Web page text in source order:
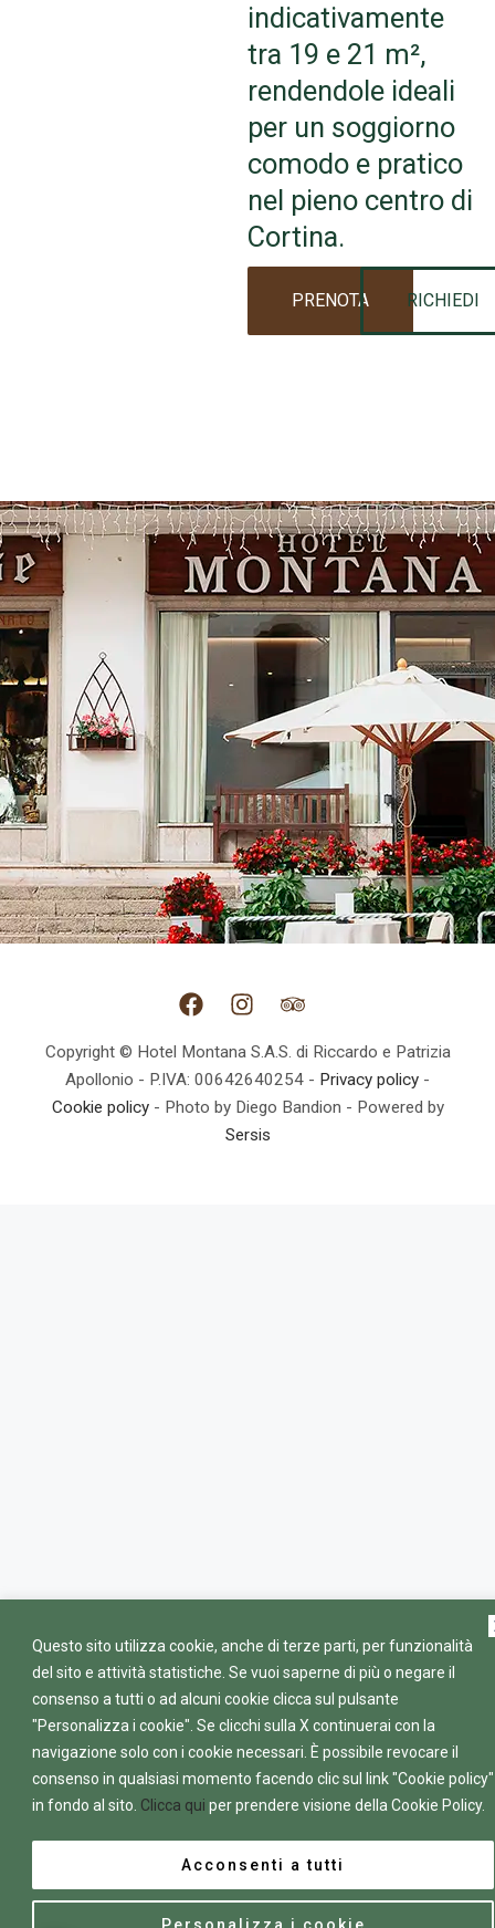
Questo sito utilizza cookie, anche di terze parti, per funzionalità
del sito e attività statistiche. Se vuoi saperne di più o negare il
consenso a tutti o ad alcuni cookie clicca sul pulsante
"Personalizza i cookie". Se clicchi sulla X continuerai con la
navigazione solo con i cookie necessari. È possibile revocare il
consenso in qualsiasi momento facendo clic sul link "Cookie policy"
in fondo al sito. Clicca qui per prendere visione della Cookie Policy.
Personalizza i cookie
Acconsenti a tutti
indicativamente
tra 19 e 21 m²,
rendendole ideali
per un soggiorno
comodo e pratico
nel pieno centro di
Cortina.
PRENOTA RICHIEDI
Copyright © Hotel Montana S.A.S. di Riccardo e Patrizia
Apollonio - P.IVA: 00642640254 - Privacy policy -
Cookie policy- Photo by Diego Bandion - Powered by
Sersis